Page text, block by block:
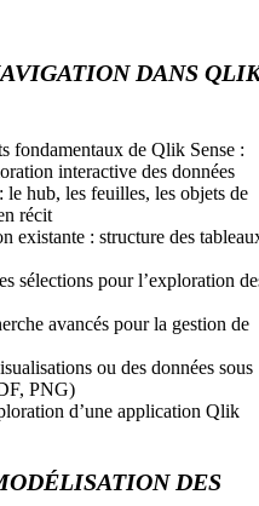
DANS
fondamentaux de Qlik Sense :
interactive des données
le hub, les feuilles, les objets de
récit
existante : structure des
sélections pour l’exploration
avancés pour la gestion de
ou des données sous
PNG)
d’une application Qlik
DES